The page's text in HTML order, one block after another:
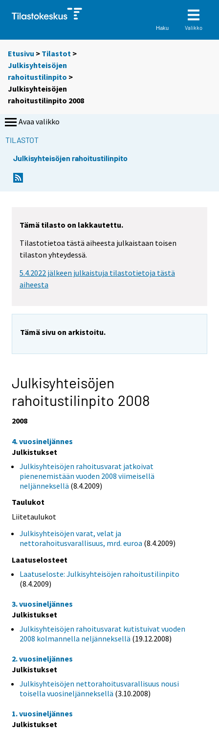
Haku Valikko
Etusivu > Tilastot >
Julkisyhteisöjen
rahoitustilinpito >
Julkisyhteisöjen
rahoitustilinpito 2008
Avaa valikko
TILASTOT
Julkisyhteisöjen rahoitustilinpito
Tämä tilasto on lakkautettu.
Tilastotietoa tästä aiheesta julkaistaan toisen
tilaston yhteydessä.
5.4.2022 jälkeen julkaistuja tilastotietoja tästä
aiheesta
Tämä sivu on arkistoitu.
Julkisyhteisöjen
rahoitustilinpito 2008
2008
4. vuosineljännes
Julkistukset
Julkisyhteisöjen rahoitusvarat jatkoivat
pienenemistään vuoden 2008 viimeisellä
neljänneksellä (8.4.2009)
Taulukot
Liitetaulukot
Julkisyhteisöjen varat, velat ja
nettorahoitusvarallisuus, mrd. euroa (8.4.2009)
Laatuselosteet
Laatuseloste: Julkisyhteisöjen rahoitustilinpito
(8.4.2009)
3. vuosineljännes
Julkistukset
Julkisyhteisöjen rahoitusvarat kutistuivat vuoden
2008 kolmannella neljänneksellä (19.12.2008)
2. vuosineljännes
Julkistukset
Julkisyhteisöjen nettorahoitusvarallisuus nousi
toisella vuosineljänneksellä (3.10.2008)
1. vuosineljännes
Julkistukset